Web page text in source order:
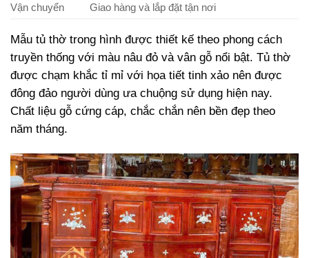
Vận chuyển
Giao hàng và lắp đặt tận nơi
Mẫu tủ thờ trong hình được thiết kế theo phong cách
truyền thống với màu nâu đỏ và vân gỗ nổi bật. Tủ thờ
được chạm khắc tỉ mỉ với họa tiết tinh xảo nên được
đông đảo người dùng ưa chuộng sử dụng hiện nay.
Chất liệu gỗ cứng cáp, chắc chắn nên bền đẹp theo
năm tháng.